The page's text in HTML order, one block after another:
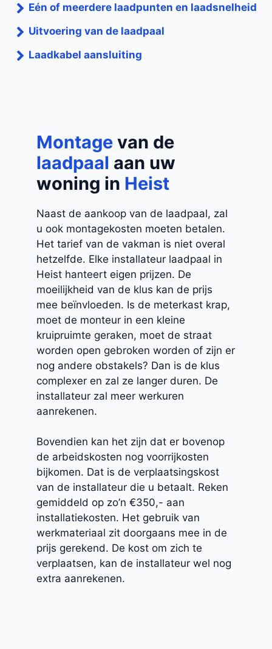
Eén of meerdere laadpunten en laadsnelheid
Uitvoering van de laadpaal
Laadkabel aansluiting
Montage van de
laadpaal aan uw
woning in Heist
Naast de aankoop van de laadpaal, zal
u ook montagekosten moeten betalen.
Het tarief van de vakman is niet overal
hetzelfde. Elke installateur laadpaal in
Heist hanteert eigen prijzen. De
moeilijkheid van de klus kan de prijs
mee beïnvloeden. Is de meterkast krap,
moet de monteur in een kleine
kruipruimte geraken, moet de straat
worden open gebroken worden of zijn er
nog andere obstakels? Dan is de klus
complexer en zal ze langer duren. De
installateur zal meer werkuren
aanrekenen.
Bovendien kan het zijn dat er bovenop
de arbeidskosten nog voorrijkosten
bijkomen. Dat is de verplaatsingskost
van de installateur die u betaalt. Reken
gemiddeld op zo’n €350,- aan
installatiekosten. Het gebruik van
werkmateriaal zit doorgaans mee in de
prijs gerekend. De kost om zich te
verplaatsen, kan de installateur wel nog
extra aanrekenen.